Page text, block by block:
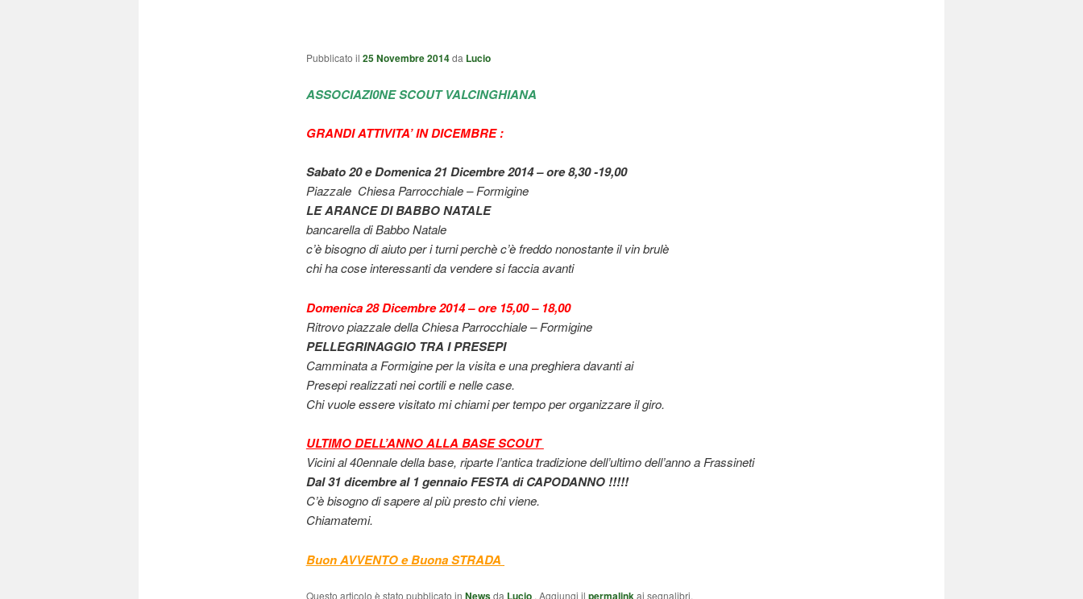
Pubblicato il 25 Novembre 2014da Lucio
ASSOCIAZI0NE SCOUT VALCINGHIANA
GRANDI ATTIVITA’ IN DICEMBRE :
Sabato 20 e Domenica 21 Dicembre 2014 – ore 8,30 -19,00
Piazzale Chiesa Parrocchiale – Formigine
LE ARANCE DI BABBO NATALE
bancarella di Babbo Natale
c’è bisogno di aiuto per i turni perchè c’è freddo nonostante il vin brulè
chi ha cose interessanti da vendere si faccia avanti
Domenica 28 Dicembre 2014 – ore 15,00 – 18,00
Ritrovo piazzale della Chiesa Parrocchiale – Formigine
PELLEGRINAGGIO TRA I PRESEPI
Camminata a Formigine per la visita e una preghiera davanti ai
Presepi realizzati nei cortili e nelle case.
Chi vuole essere visitato mi chiami per tempo per organizzare il giro.
ULTIMO DELL’ANNO ALLA BASE SCOUT
Vicini al 40ennale della base, riparte l’antica tradizione dell’ultimo dell’anno a Frassineti
Dal 31 dicembre al 1 gennaio FESTA di CAPODANNO !!!!!
C’è bisogno di sapere al più presto chi viene.
Chiamatemi.
Buon AVVENTO e Buona STRADA
Questo articolo è stato pubblicato in Newsda Lucio . Aggiungi il permalink ai segnalibri.